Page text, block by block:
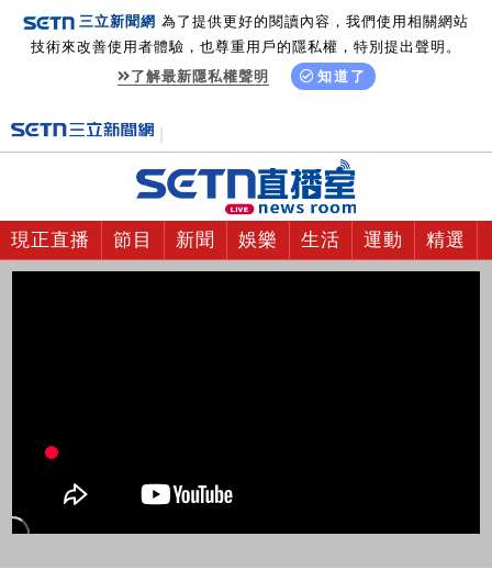
三立新聞網 為了提供更好的閱讀內容，我們使用相關網站
技術來改善使用者體驗，也尊重用戶的隱私權，特別提出聲明。
了解最新隱私權聲明
知道了
現正直播 節目 新聞 娛樂 生活 運動 精選